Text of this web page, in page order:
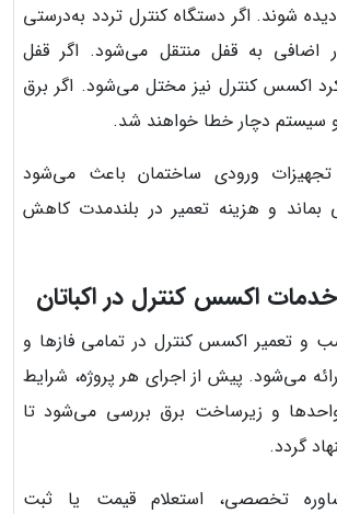
شوند. اگر دستگاه کنترل تردد به‌درستی
اضافی به قفل منتقل می‌شود. اگر قفل
اکسس کنترل نیز مختل می‌شود. اگر برق
سیستم دچار خطا خواهند شد.
تجهیزات ورودی ساختمان باعث می‌شود
بماند و هزینه تعمیر در بلندمدت کاهش
اکسس کنترل در اکباتان
و تعمیر اکسس کنترل در تمامی فازها و
می‌شود. پیش از اجرای هر پروژه، شرایط
و زیرساخت برق بررسی می‌شود تا
گردد.
تخصصی، استعلام قیمت یا ثبت